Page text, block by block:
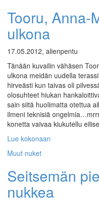
Tooru, Anna-
ulkona
17.05.2012, alienpentu
Tänään kuvailin vähäsen
ulkona meidän uudella
hirveästi kun taivas oli
olosuhteet hiukan
sain siitä huolimatta otettua
ilmeni teknisiä
konetta vaivaa kiukutellu
Lue kokonaan
Muut nuket
Seitsemän
nukkea